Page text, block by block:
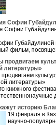
Софии
фильм,
литературы»
книжного
историю
19 февраля в
научно-